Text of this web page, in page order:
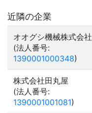
近隣の企業
オオグシ機械株式会社
(法人番号:
1390001000348)
株式会社田丸屋
(法人番号:
1390001001081)